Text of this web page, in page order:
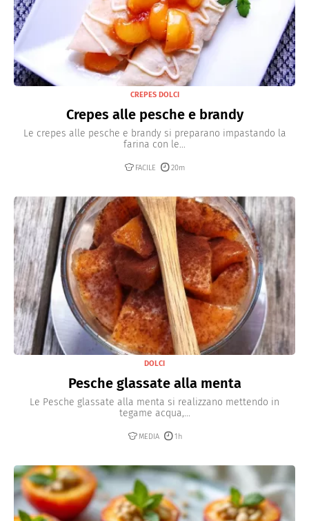
CREPES DOLCI
Crepes alle pesche e brandy
Le crepes alle pesche e brandy si preparano impastando la
farina con le...
FACILE 20m
DOLCI
Pesche glassate alla menta
Le Pesche glassate alla menta si realizzano mettendo in
tegame acqua,...
MEDIA 1h